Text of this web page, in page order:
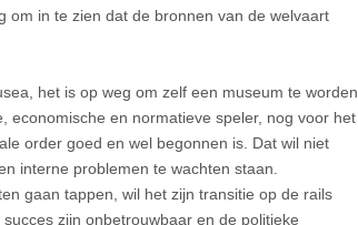
om in te zien dat de bronnen van de welvaart
het is op weg om zelf een museum te worden.
economische en normatieve speler, nog voor het
order goed en wel begonnen is. Dat wil niet
interne problemen te wachten staan.
gaan tappen, wil het zijn transitie op de rails
zijn onbetrouwbaar en de politieke